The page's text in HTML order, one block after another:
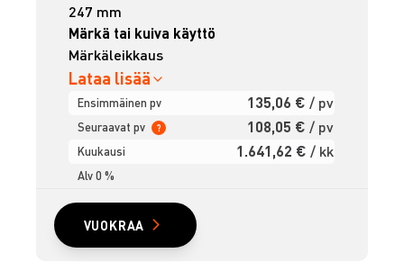
247 mm
Märkä tai kuiva käyttö
Märkäleikkaus
Lataa lisää
Ensimmäinen pv 135,06 € / pv
Seuraavat pv ? 108,05 € / pv
Kuukausi 1.641,62 € / kk
Alv 0 %
VUOKRAA